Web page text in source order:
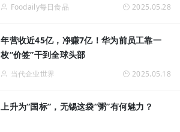
Foodaily每日食品 2025.05.28
年营收近45亿，净赚7亿！华为前员工靠一
枚“价签”干到全球头部
当代企业世界 2025.05.18
上升为“国标”，无锡这袋“粥”有何魅力？